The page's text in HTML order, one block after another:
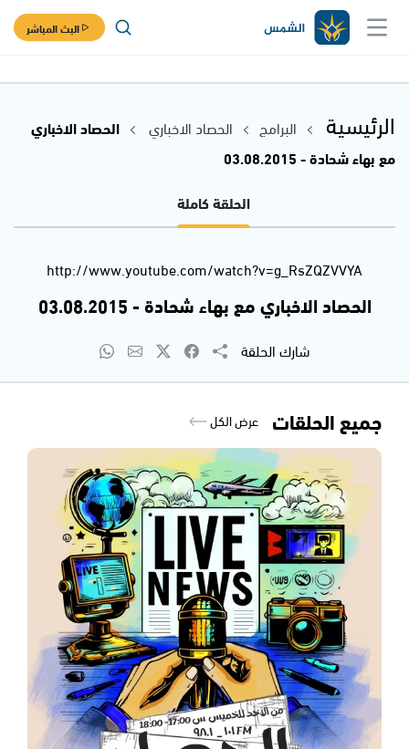
البث المباشر
الرئيسية البرامج الحصاد الاخباري
الحصاد الاخباري
مع بهاء شحادة - 03.08.2015
الحلقة كاملة
http://www.youtube.com/watch?v=g_RsZQZVVYA
الحصاد الاخباري مع بهاء شحادة - 03.08.2015
شارك الحلقة
جميع الحلقات عرض الكل